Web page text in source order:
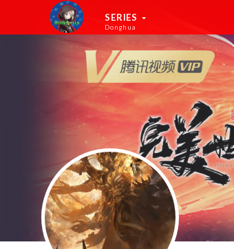
SERIES
Donghua